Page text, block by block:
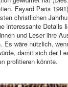
Fayard Paris
christlichen
interessante Details
und Leser ihre
Es wäre nützlich,
damit sich der
profitieren könnte.